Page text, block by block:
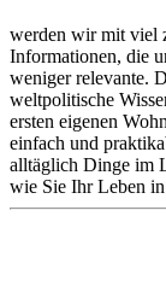
werden wir mit viel
Informationen, die
weniger relevante.
weltpolitische
ersten eigenen
einfach und
alltäglich Dinge im
wie Sie Ihr Leben